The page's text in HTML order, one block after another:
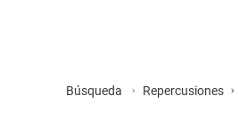
Búsqueda Repercusiones